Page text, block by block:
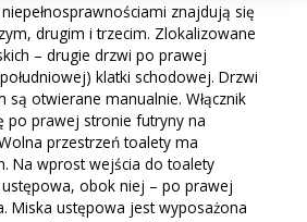
znajdują się
drugim i trzecim. Zlokalizowane
– drugie drzwi po prawej
klatki schodowej. Drzwi
są otwierane manualnie. Włącznik
po prawej stronie futryny na
przestrzeń toalety ma
Na wprost wejścia do toalety
obok niej – po prawej
Miska ustępowa jest wyposażona